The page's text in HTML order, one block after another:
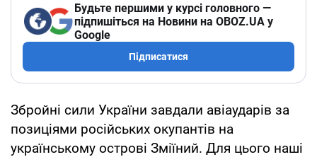
Будьте першими у курсі головного —
підпишіться на Новини на OBOZ.UA у
Google
Підписатися
Збройні сили України завдали авіаударів за
позиціями російських окупантів на
українському острові Зміїний. Для цього наші